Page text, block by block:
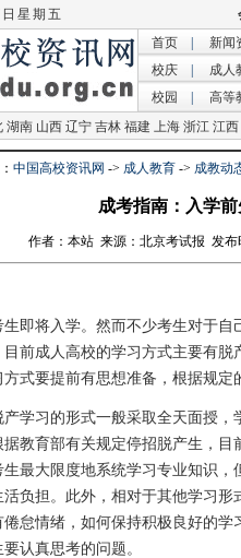
日 星 期 五
首页
新闻
校庆
成人
校园
高等
湖南 山西 辽宁 吉林 福建 上海 浙江 江西
中国高校资讯网 -> 成人教育 -> 成教动
成考指南：入学
作者：本站 来源：北京考试报 发布
将入学。然而不少考生对于自
前成人高校的学习方式主要有
式要提前有思想准备，根据规定
习的形式一般采取全天面授，
据教育部有关规定停招脱产生，
生最大限度地系统学习专业知识
活负担。此外，相对于其他学习
倦怠情绪，如何保持积极良好的
认真思考的问题。